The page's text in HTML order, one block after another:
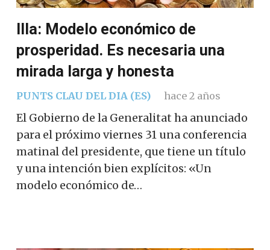
Illa: Modelo económico de
prosperidad. Es necesaria una
mirada larga y honesta
PUNTS CLAU DEL DIA (ES) hace 2 años
El Gobierno de la Generalitat ha anunciado
para el próximo viernes 31 una conferencia
matinal del presidente, que tiene un título
y una intención bien explícitos: «Un
modelo económico de…